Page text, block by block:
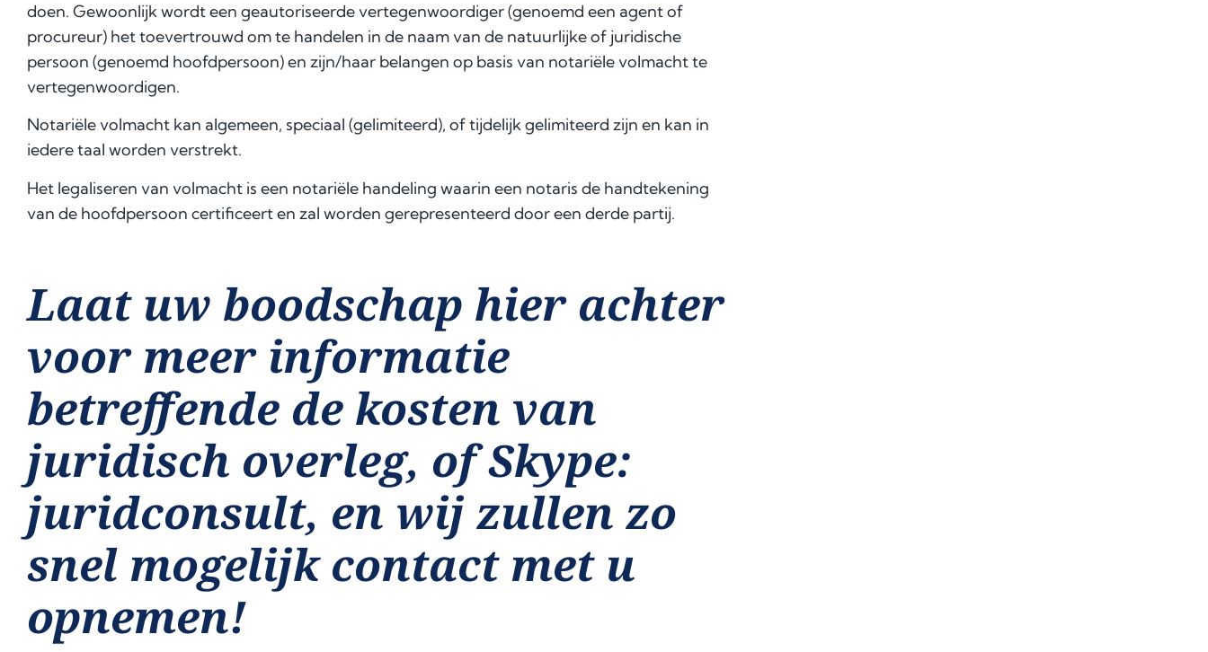
doen. Gewoonlijk wordt een geautoriseerde vertegenwoordiger (genoemd een agent of
procureur) het toevertrouwd om te handelen in de naam van de natuurlijke of juridische
persoon (genoemd hoofdpersoon) en zijn/haar belangen op basis van notariële volmacht te
vertegenwoordigen.
Notariële volmacht kan algemeen, speciaal (gelimiteerd), of tijdelijk gelimiteerd zijn en kan in
iedere taal worden verstrekt.
Het legaliseren van volmacht is een notariële handeling waarin een notaris de handtekening
van de hoofdpersoon certificeert en zal worden gerepresenteerd door een derde partij.
Laat uw boodschap hier achter
voor meer informatie
betreffende de kosten van
juridisch overleg, of Skype:
juridconsult, en wij zullen zo
snel mogelijk contact met u
opnemen!